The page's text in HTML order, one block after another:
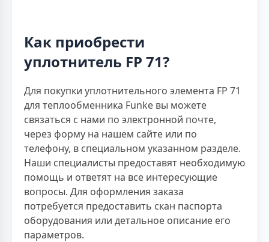
Как приобрести
уплотнитель FP 71?
Для покупки уплотнительного элемента FP 71
для теплообменника Funke вы можете
связаться с нами по электронной почте,
через форму на нашем сайте или по
телефону, в специальном указанном разделе.
Наши специалисты предоставят необходимую
помощь и ответят на все интересующие
вопросы. Для оформления заказа
потребуется предоставить скан паспорта
оборудования или детальное описание его
параметров.